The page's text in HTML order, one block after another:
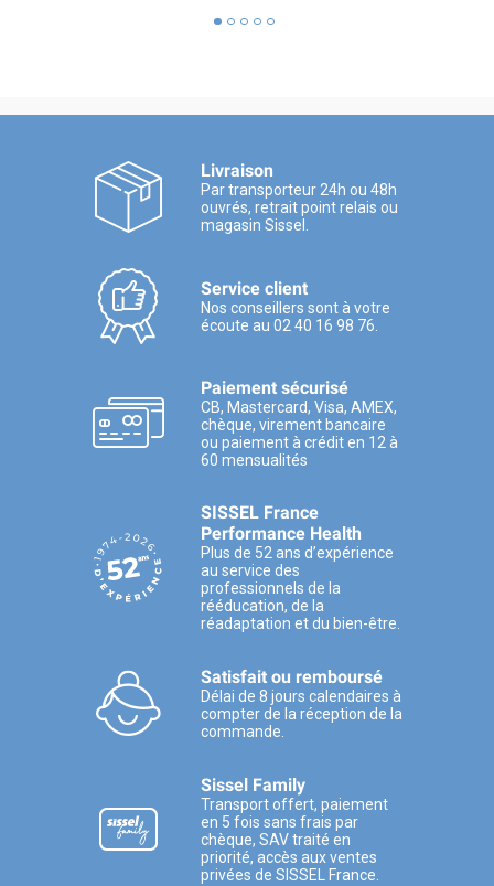
Livraison
Par transporteur 24h ou 48h
ouvrés, retrait point relais ou
magasin Sissel.
Service client
Nos conseillers sont à votre
écoute au 02 40 16 98 76.
Paiement sécurisé
CB, Mastercard, Visa, AMEX,
chèque, virement bancaire
ou paiement à crédit en 12 à
60 mensualités
SISSEL France
Performance Health
Plus de 52 ans d’expérience
au service des
professionnels de la
rééducation, de la
réadaptation et du bien-être.
Satisfait ou remboursé
Délai de 8 jours calendaires à
compter de la réception de la
commande.
Sissel Family
Transport offert, paiement
en 5 fois sans frais par
chèque, SAV traité en
priorité, accès aux ventes
privées de SISSEL France.